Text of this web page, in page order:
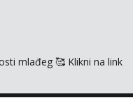
mlađeg 🥰 Klikni na link